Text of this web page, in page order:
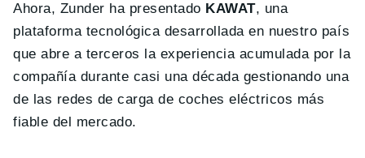
Ahora, Zunder ha presentado KAWAT, una
plataforma tecnológica desarrollada en nuestro país
que abre a terceros la experiencia acumulada por la
compañía durante casi una década gestionando una
de las redes de carga de coches eléctricos más
fiable del mercado.